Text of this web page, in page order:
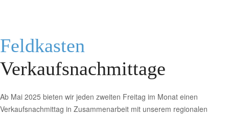
Feldkasten
Verkaufsnachmittage
Ab Mai 2025 bieten wir jeden zweiten Freitag im Monat einen
Verkaufsnachmittag in Zusammenarbeit mit unserem regionalen